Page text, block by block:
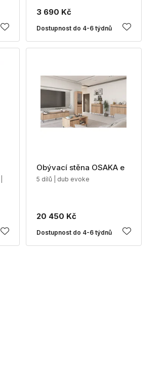
3 690 Kč
Dostupnost do 4-6 týdnů
Obývací stěna OSAKA e
5 dílů | dub evoke
20 450 Kč
Dostupnost do 4-6 týdnů